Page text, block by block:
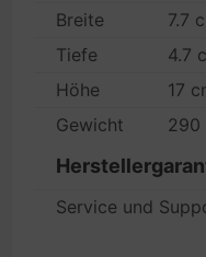
Breite
7.7
Tiefe
4.7
Höhe
17
Gewicht
290
Service und